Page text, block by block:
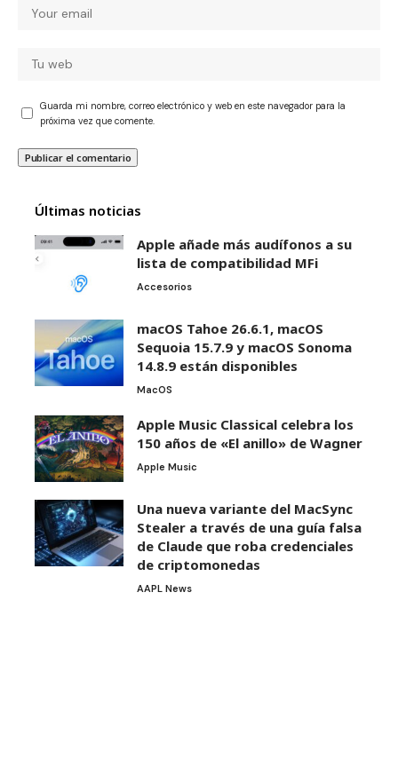
Guarda mi nombre, correo electrónico y web en este navegador para la
próxima vez que comente.
Últimas noticias
Apple añade más audífonos a su
lista de compatibilidad MFi
Accesorios
macOS Tahoe 26.6.1, macOS
Sequoia 15.7.9 y macOS Sonoma
14.8.9 están disponibles
MacOS
Apple Music Classical celebra los
150 años de «El anillo» de Wagner
Apple Music
Una nueva variante del MacSync
Stealer a través de una guía falsa
de Claude que roba credenciales
de criptomonedas
AAPL News